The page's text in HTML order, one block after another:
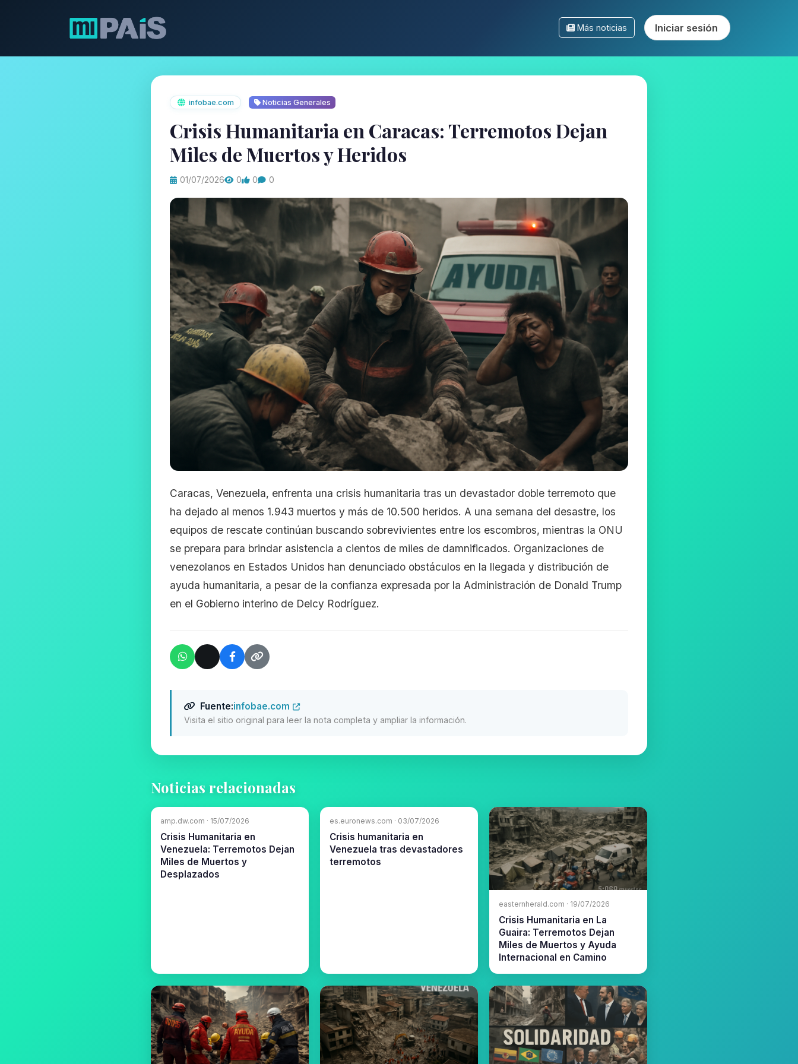
Más noticias Iniciar sesión
infobae.com Noticias Generales
Crisis Humanitaria en Caracas: Terremotos Dejan
Miles de Muertos y Heridos
01/07/2026 0 0 0
Caracas, Venezuela, enfrenta una crisis humanitaria tras un devastador doble terremoto que
ha dejado al menos 1.943 muertos y más de 10.500 heridos. A una semana del desastre, los
equipos de rescate continúan buscando sobrevivientes entre los escombros, mientras la ONU
se prepara para brindar asistencia a cientos de miles de damnificados. Organizaciones de
venezolanos en Estados Unidos han denunciado obstáculos en la llegada y distribución de
ayuda humanitaria, a pesar de la confianza expresada por la Administración de Donald Trump
en el Gobierno interino de Delcy Rodríguez.
Fuente:infobae.com
Visita el sitio original para leer la nota completa y ampliar la información.
Noticias relacionadas
amp.dw.com · 15/07/2026
Crisis Humanitaria en
Venezuela: Terremotos Dejan
Miles de Muertos y
Desplazados
es.euronews.com · 03/07/2026
Crisis humanitaria en
Venezuela tras devastadores
terremotos
easternherald.com · 19/07/2026
Crisis Humanitaria en La
Guaira: Terremotos Dejan
Miles de Muertos y Ayuda
Internacional en Camino